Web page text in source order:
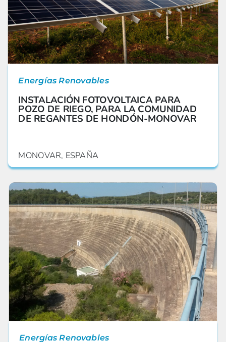
Energías Renovables
INSTALACIÓN FOTOVOLTAICA PARA
POZO DE RIEGO, PARA LA COMUNIDAD
DE REGANTES DE HONDÓN-MONOVAR
MONOVAR, ESPAÑA
Energías Renovables